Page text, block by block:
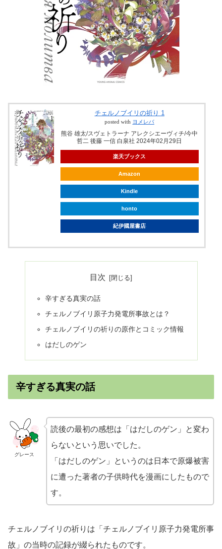
チェルノブイリの祈り 1
posted with ヨメレバ
熊谷 雄太/スヴェトラーナ アレクシエーヴィチ/今中
哲二 後藤 一信 白泉社 2024年02月29日
楽天ブックス
Amazon
Kindle
honto
紀伊國屋書店
目次
辛すぎる真実の話
チェルノブイリ原子力発電所事故とは？
チェルノブイリの祈りの原作とコミック情報
はだしのゲン
辛すぎる真実の話
グレース
読後の最初の感想は「はだしのゲン」と変わ
らないという思いでした。
「はだしのゲン」というのは日本で原爆被害
に遭った著者の子供時代を漫画にしたもので
す。
チェルノブイリの祈りは「チェルノブイリ原子力発電所事
故」の当時の記録が綴られたものです。